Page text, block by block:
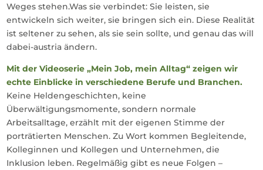
Weges stehen.Was sie verbindet: Sie leisten, sie
entwickeln sich weiter, sie bringen sich ein. Diese Realität
ist seltener zu sehen, als sie sein sollte, und genau das will
dabei-austria ändern.
Mit der Videoserie „Mein Job, mein Alltag“ zeigen wir
echte Einblicke in verschiedene Berufe und Branchen.
Keine Heldengeschichten, keine
Überwältigungsmomente, sondern normale
Arbeitsalltage, erzählt mit der eigenen Stimme der
porträtierten Menschen. Zu Wort kommen Begleitende,
Kolleginnen und Kollegen und Unternehmen, die
Inklusion leben. Regelmäßig gibt es neue Folgen –